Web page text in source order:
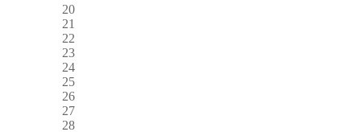
20
21
22
23
24
25
26
27
28